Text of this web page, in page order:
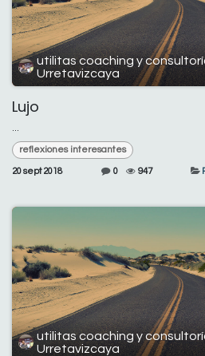
utilitas coaching y
Urretavizcaya
Lujo
reflexiones interesantes
20 sept 2018 0 947
utilitas coaching y
Urretavizcaya